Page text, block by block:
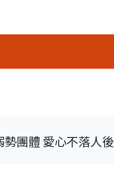
團體 愛心不落人後